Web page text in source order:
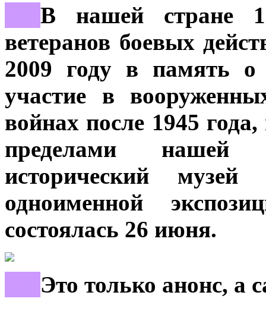
В нашей стране
ветеранов боевых
2009 году в память
участие в
войнах после 1945
пределами нашей
исторический
одноименной
состоялась 26 июня.
Это только анонс, а